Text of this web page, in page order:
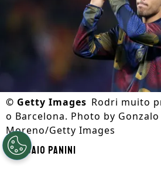
© Getty Images Rodri muito
o Barcelona. Photo by
Moreno/Getty Images
PorCaio Panini